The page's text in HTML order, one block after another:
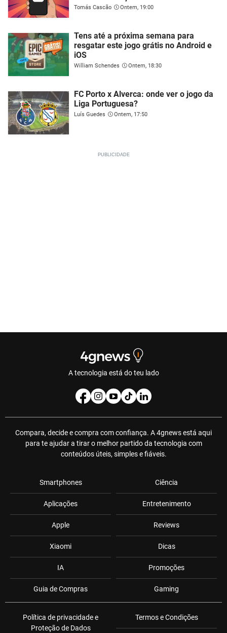
Tomás Cascão Ontem, 19:00
Tens até a próxima semana para
resgatar este jogo grátis no Android e
iOS
William Schendes Ontem, 18:30
FC Porto x Alverca: onde ver o jogo da
Liga Portuguesa?
Luís Guedes Ontem, 17:50
A tecnologia está do teu lado
Compara, decide e compra com confiança. A 4gnews está aqui
para te ajudar a tirar o melhor partido da tecnologia com
conteúdos úteis, simples e fiáveis.
Smartphones
Aplicações
Apple
Xiaomi
IA
Guia de Compras
Ciência
Entretenimento
Reviews
Dicas
Promoções
Gaming
Política de privacidade e
Proteção de Dados
Termos e Condições